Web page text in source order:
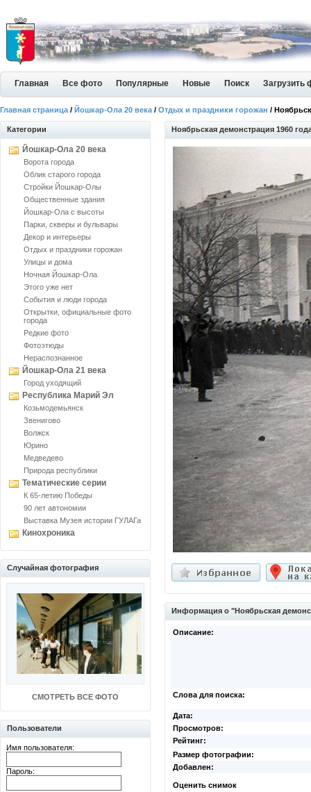
Главная Все фото Популярные Новые Поиск Загрузить
Главная страница / Йошкар-Ола 20 века / Отдых и праздники горожан /
Категории
Йошкар-Ола 20 века
Ворота города
Облик старого города
Стройки Йошкар-Олы
Общественные здания
Йошкар-Ола с высоты
Парки, скверы и бульвары
Декор и интерьеры
Отдых и праздники горожан
Улицы и дома
Ночная Йошкар-Ола
Этого уже нет
События и люди города
Открытки, официальные фото
города
Редкие фото
Фотоэтюды
Нераспознанное
Йошкар-Ола 21 века
Город уходящий
Республика Марий Эл
Козьмодемьянск
Звенигово
Волжск
Юрино
Медведево
Природа республики
Тематические серии
К 65-летию Победы
90 лет автономии
Выставка Музея истории ГУЛАГа
Кинохроника
Случайная фотография
СМОТРЕТЬ ВСЕ ФОТО
Пользователи
Имя пользователя:
Пароль:
Ноябрьская демонстрация 1960
Информация о "Ноябрьская
Описание:
Слова для поиска:
Дата:
Просмотров:
Рейтинг:
Размер фотографии:
Добавлен:
Оценить снимок